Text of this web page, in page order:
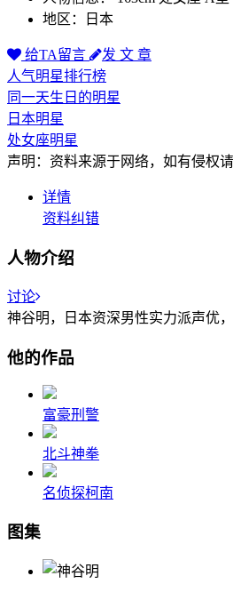
地区：日本
给TA留言
发 文 章
人气明星排行榜
同一天生日的明星
日本明星
处女座明星
声明：资料来源于网络，如有侵权请
详情
资料纠错
人物介绍
讨论
神谷明，日本资深男性实力派声优
他的作品
富豪刑警
北斗神拳
名侦探柯南
图集